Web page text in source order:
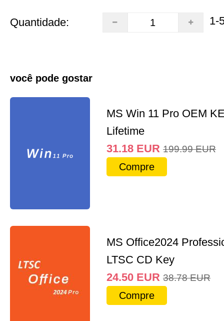
Quantidade: 1-
você pode gostar
MS Win 11 Pro OEM
Lifetime
31.18 EUR 199.99 EUR
Compre
MS Office2024
LTSC CD Key
24.50 EUR 38.78 EUR
Compre